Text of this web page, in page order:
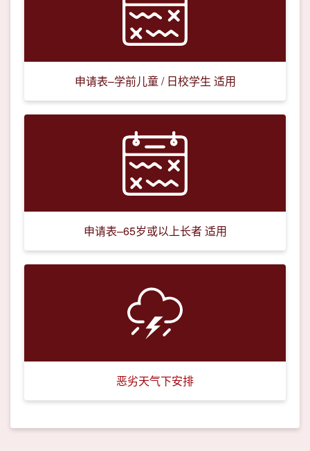
申请表–学前儿童 / 日校学生 适用
申请表–65岁或以上长者 适用
恶劣天气下安排